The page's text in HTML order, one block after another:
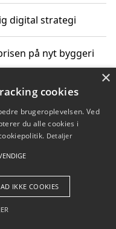
digital strategi
på nyt byggeri
uden binding
Aps
Betingelser
×
cookies
brugeroplevelsen. Ved
du alle cookies i
Detaljer
IKKE COOKIES